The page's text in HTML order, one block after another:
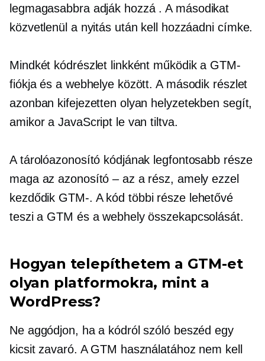
legmagasabbra adják hozzá . A másodikat
közvetlenül a nyitás után kell hozzáadni címke.
Mindkét kódrészlet linkként működik a GTM-
fiókja és a webhelye között. A második részlet
azonban kifejezetten olyan helyzetekben segít,
amikor a JavaScript le van tiltva.
A tárolóazonosító kódjának legfontosabb része
maga az azonosító – az a rész, amely ezzel
kezdődik GTM-. A kód többi része lehetővé
teszi a GTM és a webhely összekapcsolását.
Hogyan telepíthetem a GTM-et
olyan platformokra, mint a
WordPress?
Ne aggódjon, ha a kódról szóló beszéd egy
kicsit zavaró. A GTM használatához nem kell